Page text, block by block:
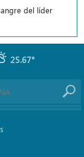
del líder
25.67°